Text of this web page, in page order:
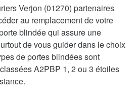
Verjon (01270) partenaires
au remplacement de votre
blindée qui assure une
de vous guider dans le choix
de portes blindées sont
A2PBP 1, 2 ou 3 étoiles